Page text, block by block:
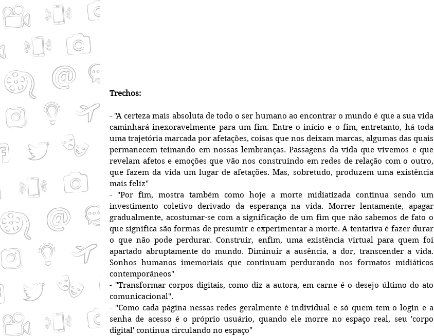
Trechos:
- "A certeza mais absoluta de todo o ser humano ao encontrar o mundo é que a sua vida
caminhará inexoravelmente para um fim. Entre o início e o fim, entretanto, há toda
uma trajetória marcada por afetações, coisas que nos deixam marcas, algumas das quais
permanecem teimando em nossas lembranças. Passagens da vida que vivemos e que
revelam afetos e emoções que vão nos construindo em redes de relação com o outro,
que fazem da vida um lugar de afetações. Mas, sobretudo, produzem uma existência
mais feliz"
- "Por fim, mostra também como hoje a morte midiatizada continua sendo um
investimento coletivo derivado da esperança na vida. Morrer lentamente, apagar
gradualmente, acostumar-se com a significação de um fim que não sabemos de fato o
que significa são formas de presumir e experimentar a morte. A tentativa é fazer durar
o que não pode perdurar. Construir, enfim, uma existência virtual para quem foi
apartado abruptamente do mundo. Diminuir a ausência, a dor, transcender a vida.
Sonhos humanos imemoriais que continuam perdurando nos formatos midiáticos
contemporâneos"
- "Transformar corpos digitais, como diz a autora, em carne é o desejo último do ato
comunicacional".
- "Como cada página nessas redes geralmente é individual e só quem tem o login e a
senha de acesso é o próprio usuário, quando ele morre no espaço real, seu 'corpo
digital' continua circulando no espaço"